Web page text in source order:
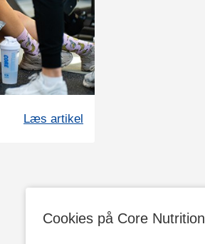
Cookies på Core Nutrition
Læs artikel